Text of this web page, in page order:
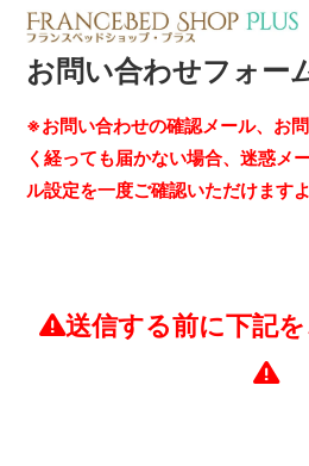
お問い合わせフォー
※お問い合わせの確認メール、お
く経っても届かない場合、迷惑メ
ル設定を一度ご確認いただけます
送信する前に下記